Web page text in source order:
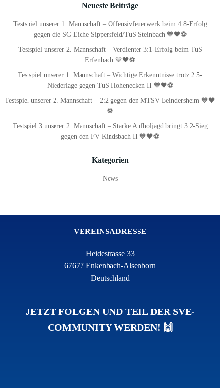
Neueste Beiträge
Testspiel unserer 1. Mannschaft – Offensivfeuerwerk beim 4:8-Erfolg
gegen die SG Eiche Sippersfeld/TuS Steinbach 💙🖤⚽
Testspiel unserer 2. Mannschaft – Verdienter 3:1-Erfolg beim TuS
Erfenbach 💙🖤⚽
Testspiel unserer 1. Mannschaft – Wichtige Erkenntnisse trotz 2:5-
Niederlage gegen TuS Hohenecken II 💙🖤⚽
Testspiel unserer 2. Mannschaft – 2:2 gegen den MTSV Beindersheim 💙🖤
⚽
Testspiel 3 unserer 2. Mannschaft – Starke Aufholjagd bringt 3:2-Sieg
gegen den FV Kindsbach II 💙🖤⚽
Kategorien
News
VEREINSADRESSE
Heidestrasse 33
67677 Enkenbach-Alsenborn
Deutschland
JETZT FOLGEN UND TEIL DER SVE-
COMMUNITY WERDEN! 🙌